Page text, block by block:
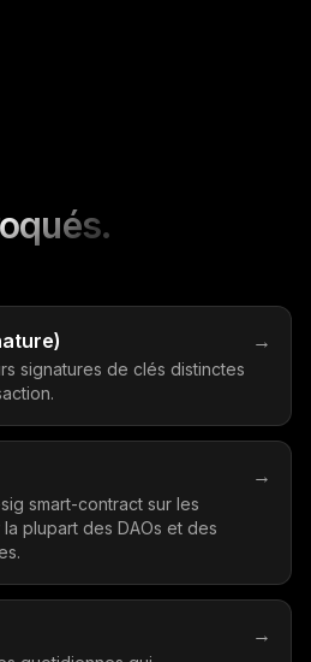
signatures de clés distinctes
→
smart-contract sur les
plupart des DAOs et des
→
→